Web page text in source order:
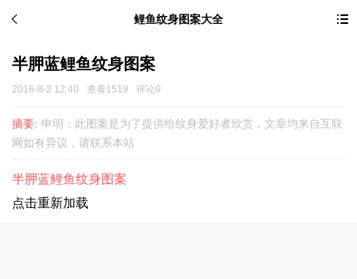
鲤鱼纹身图案大全
半胛蓝鲤鱼纹身图案
2016-8-2 12:40 查看1519 评论0
摘要: 申明：此图案是为了提供给纹身爱好者欣赏，文章均来自互联
网如有异议，请联系本站
半胛蓝鲤鱼纹身图案
点击重新加载